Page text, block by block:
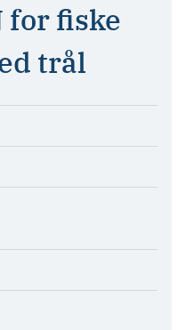
for fiske
trål